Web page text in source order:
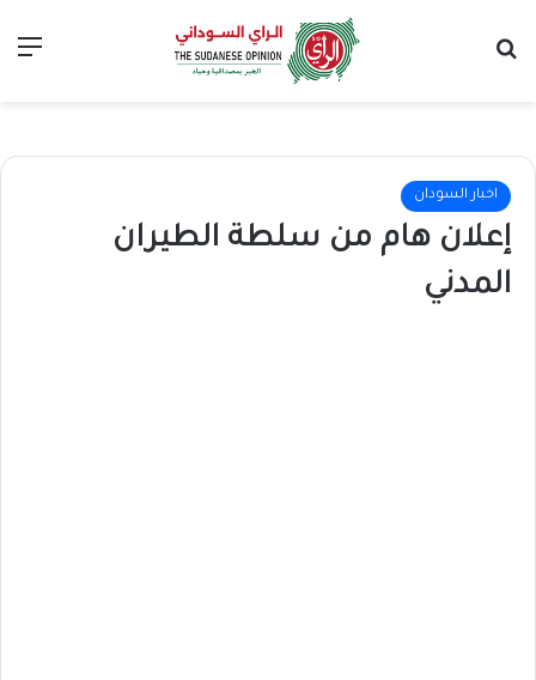
اخبار السودان
إعلان هام من سلطة الطيران
المدني